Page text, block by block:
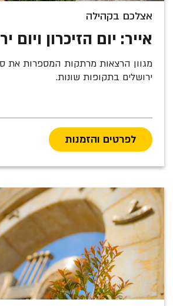
אצלכם בקהילה
אייר: יום הזיכרון ויום
מגוון הרצאות מרתקות המספרות את
ירושלים בתקופות שונות.
לפרטים והזמנות